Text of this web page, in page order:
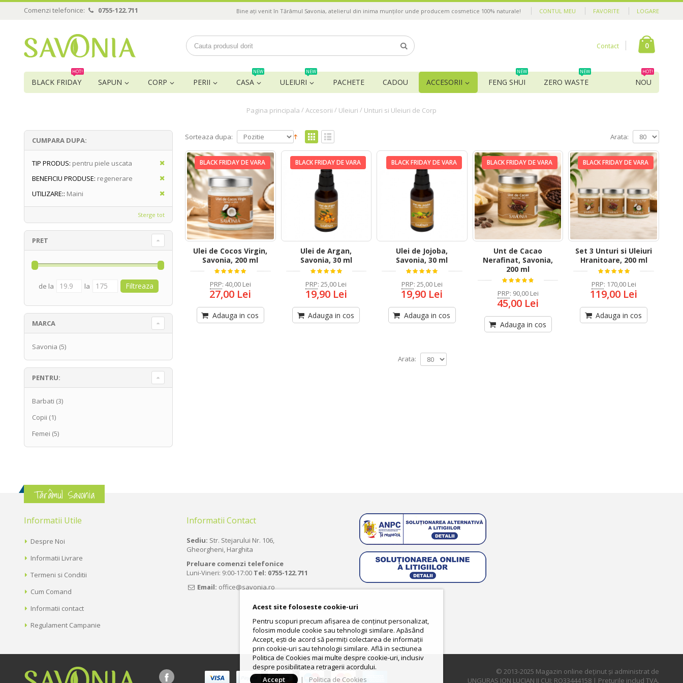
Comenzi telefonice: 0755-122.711 CONTUL MEU FAVORITE LOGARE
Bine ați venit în Tărâmul Savonia, atelierul din inima munților unde producem cosmetice 100% naturale!
Contact 0
BLACK FRIDAY
HOT!
SAPUN CORP PERII CASA
NEW
ULEIURI
NEW
PACHETE CADOU ACCESORII FENG SHUI
NEW
ZERO WASTE
NEW
NOU
HOT!
Pagina principala /Accesorii / Uleiuri / Unturi si Uleiuri de Corp
Sorteaza dupa: Arata:
BLACK FRIDAY DE VARA
Ulei de Cocos Virgin,
Savonia, 200 ml
PRP: 40,00 Lei
27,00 Lei
Adauga in cos
BLACK FRIDAY DE VARA
Ulei de Argan,
Savonia, 30 ml
PRP:25,00 Lei
19,90 Lei
Adauga in cos
BLACK FRIDAY DE VARA
Ulei de Jojoba,
Savonia, 30 ml
PRP: 25,00 Lei
19,90 Lei
Adauga in cos
BLACK FRIDAY DE VARA
Unt de Cacao
Nerafinat, Savonia,
200 ml
PRP: 90,00 Lei
45,00 Lei
Adauga in cos
BLACK FRIDAY DE VARA
Set 3 Unturi si Uleiuri
Hranitoare, 200 ml
PRP: 170,00 Lei
119,00 Lei
Adauga in cos
Arata:
CUMPARA DUPA:
TIP PRODUS: pentru piele uscata
BENEFICIU PRODUSE: regenerare
UTILIZARE:: Maini
Sterge tot
PRET
de la la
MARCA
Savonia (5)
PENTRU:
Barbati (3)
Copii (1)
Femei (5)
Tărâmul Savonia
Informatii Utile
Despre Noi
Informatii Livrare
Termeni si Conditii
Cum Comand
Informatii contact
Regulament Campanie
Informatii Contact
Sediu: Str. Stejarului Nr. 106,
Gheorgheni, Harghita
Preluare comenzi telefonice
Luni-Vineri: 9:00-17:00 Tel: 0755-122.711
Email: office@savonia.ro
© 2013-2025 Magazin online deţinut şi administrat de
UNGURAS ION LUCIAN II CUI: RO33444158 | Preturile includ TVA.
Acest site foloseste cookie-uri
Pentru scopuri precum afișarea de conținut personalizat,
folosim module cookie sau tehnologii similare. Apăsând
Accept, ești de acord să permiți colectarea de informații
prin cookie-uri sau tehnologii similare. Află in sectiunea
Politica de Cookies mai multe despre cookie-uri, inclusiv
despre posibilitatea retragerii acordului.
Accept
| Politica de Cookies